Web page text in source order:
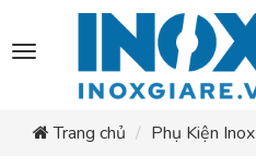
Toggle
navigation
Trang chủ
Phụ Kiện Inox